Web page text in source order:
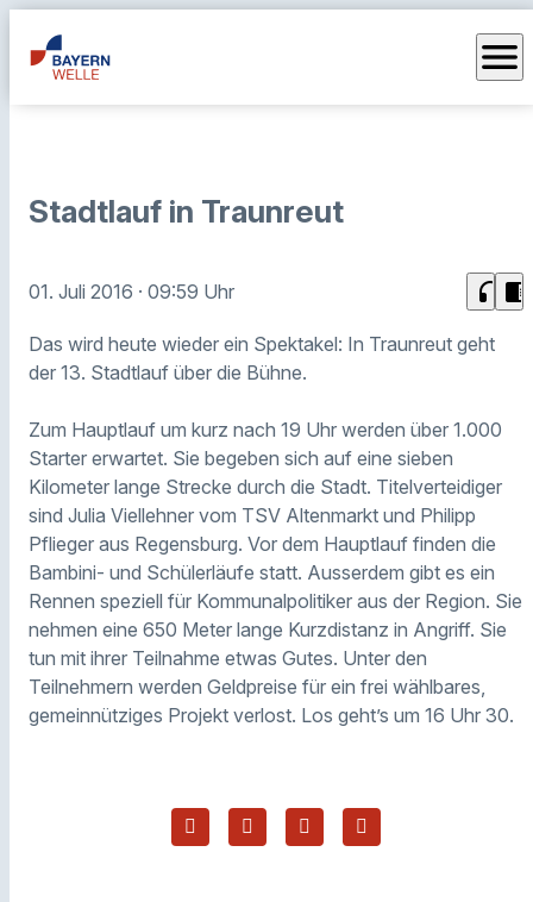
menu
Stadtlauf in Traunreut
01. Juli 2016 · 09:59 Uhr headphones chrome_reader_mode
Das wird heute wieder ein Spektakel: In Traunreut geht
der 13. Stadtlauf über die Bühne.
Zum Hauptlauf um kurz nach 19 Uhr werden über 1.000
Starter erwartet. Sie begeben sich auf eine sieben
Kilometer lange Strecke durch die Stadt. Titelverteidiger
sind Julia Viellehner vom TSV Altenmarkt und Philipp
Pflieger aus Regensburg. Vor dem Hauptlauf finden die
Bambini- und Schülerläufe statt. Ausserdem gibt es ein
Rennen speziell für Kommunalpolitiker aus der Region. Sie
nehmen eine 650 Meter lange Kurzdistanz in Angriff. Sie
tun mit ihrer Teilnahme etwas Gutes. Unter den
Teilnehmern werden Geldpreise für ein frei wählbares,
gemeinnütziges Projekt verlost. Los geht’s um 16 Uhr 30.